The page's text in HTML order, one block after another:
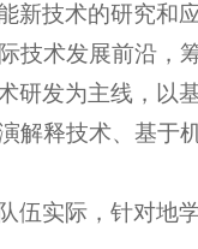
新技术的研究和
术发展前沿，
研发为主线，以
解释技术、基于
伍实际，针对地